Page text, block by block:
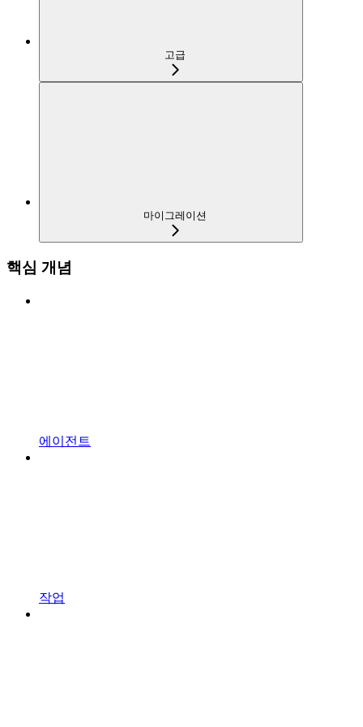
고급
마이그레이션
핵심 개념
에이전트
작업